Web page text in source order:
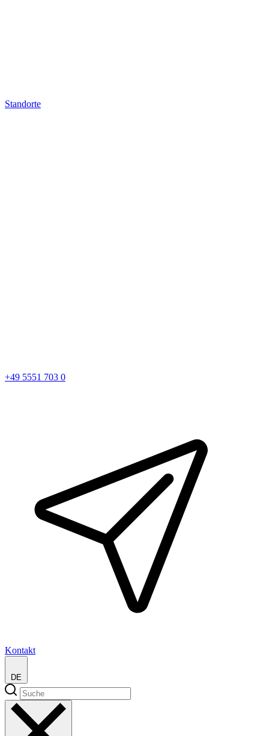
Standorte
+49 5551 703 0
Kontakt
DE